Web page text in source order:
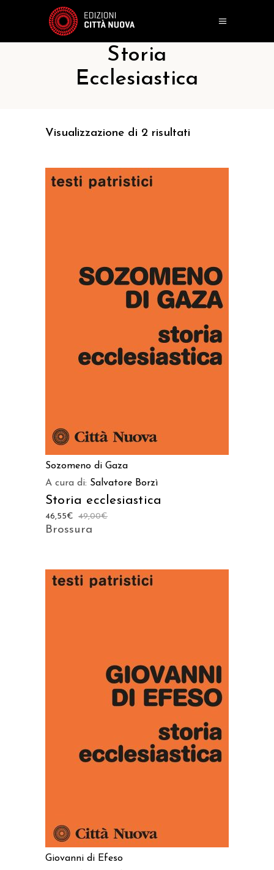
Storia
Ecclesiastica
Visualizzazione di 2 risultati
AGGIUNGI AL CARRELLO
Sozomeno di Gaza
A cura di: Salvatore Borzì
Storia ecclesiastica
49,00€
46,55€
Brossura
AGGIUNGI AL CARRELLO
Giovanni di Efeso